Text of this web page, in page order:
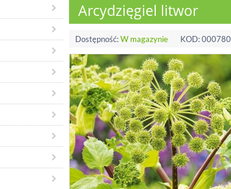
Arcydzięgiel litwor
Dostępność:W magazynie KOD:000780